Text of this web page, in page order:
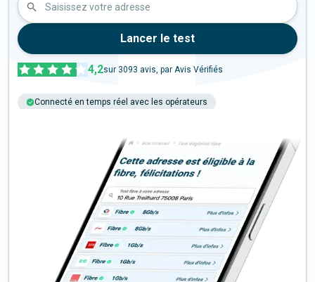
Saisissez votre adresse
Lancer le test
4,2sur 3093 avis, par Avis Vérifiés
Connecté en temps réel avec les opérateurs